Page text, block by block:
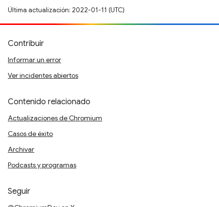
Última actualización: 2022-01-11 (UTC)
Contribuir
Informar un error
Ver incidentes abiertos
Contenido relacionado
Actualizaciones de Chromium
Casos de éxito
Archivar
Podcasts y programas
Seguir